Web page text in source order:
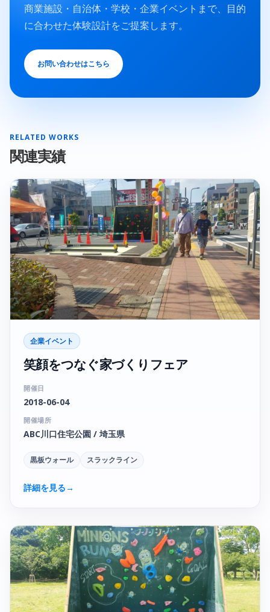
商業施設・自治体・学校・企業イベントまで、目的
に合わせた体験設計をご提案します。
お問い合わせはこちら
RELATED WORKS
関連実績
企業イベント
笑顔をつなぐ家づくりフェア
開催日
2018-06-04
開催場所
ABC川口住宅公園 / 埼玉県
黒板ウォール スラックライン
詳細を見る→